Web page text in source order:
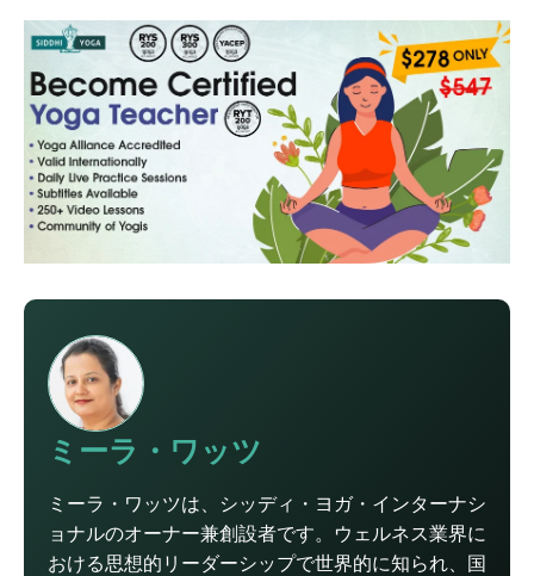
ミーラ・ワッツ
ミーラ・ワッツは、シッディ・ヨガ・インターナシ
ョナルのオーナー兼創設者です。ウェルネス業界に
おける思想的リーダーシップで世界的に知られ、国